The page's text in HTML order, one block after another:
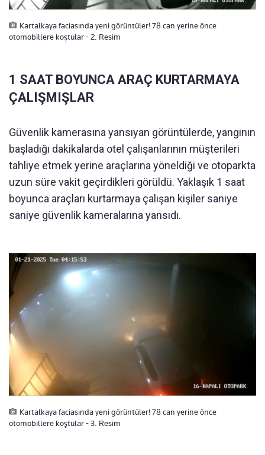
Kartalkaya faciasında yeni görüntüler! 78 can yerine önce
otomobillere koştular - 2. Resim
1 SAAT BOYUNCA ARAÇ KURTARMAYA
ÇALIŞMIŞLAR
Güvenlik kamerasına yansıyan görüntülerde, yangının
başladığı dakikalarda otel çalışanlarının müşterileri
tahliye etmek yerine araçlarına yöneldiği ve otoparkta
uzun süre vakit geçirdikleri görüldü. Yaklaşık 1 saat
boyunca araçları kurtarmaya çalışan kişiler saniye
saniye güvenlik kameralarına yansıdı.
Kartalkaya faciasında yeni görüntüler! 78 can yerine önce
otomobillere koştular - 3. Resim